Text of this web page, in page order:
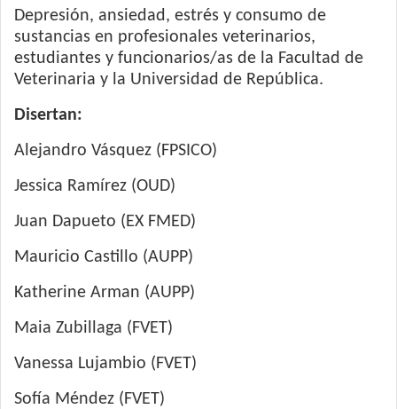
Depresión, ansiedad, estrés y consumo de
sustancias en profesionales veterinarios,
estudiantes y funcionarios/as de la Facultad de
Veterinaria y la Universidad de República.
Disertan:
Alejandro Vásquez (FPSICO)
Jessica Ramírez (OUD)
Juan Dapueto (EX FMED)
Mauricio Castillo (AUPP)
Katherine Arman (AUPP)
Maia Zubillaga (FVET)
Vanessa Lujambio (FVET)
Sofía Méndez (FVET)